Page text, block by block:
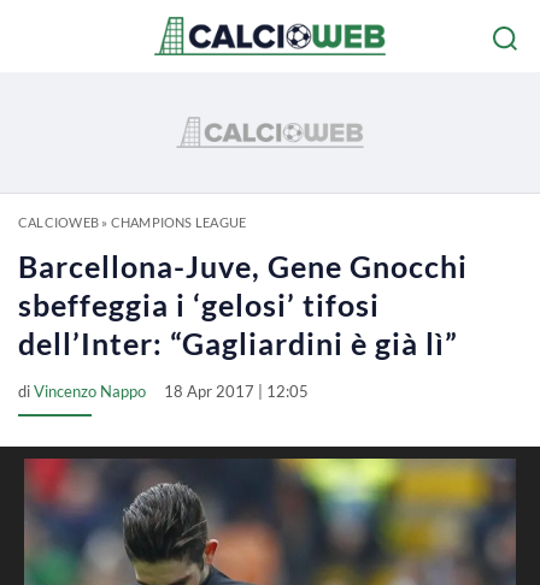
CALCIOWEB» CHAMPIONS LEAGUE
Barcellona-Juve, Gene Gnocchi
sbeffeggia i ‘gelosi’ tifosi
dell’Inter: “Gagliardini è già lì”
diVincenzo Nappo 18 Apr 2017 | 12:05